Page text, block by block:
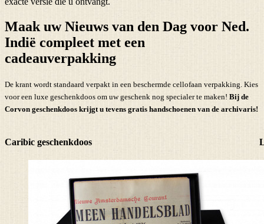
Maak uw Nieuws van den Dag voor Ned.
Indië compleet met een
cadeauverpakking
De krant wordt standaard verpakt in een beschermde cellofaan verpakking. Kies
voor een luxe geschenkdoos om uw geschenk nog specialer te maken! Bij de
Corvon geschenkdoos krijgt u tevens gratis handschoenen van de archivaris!
Caribic geschenkdoos